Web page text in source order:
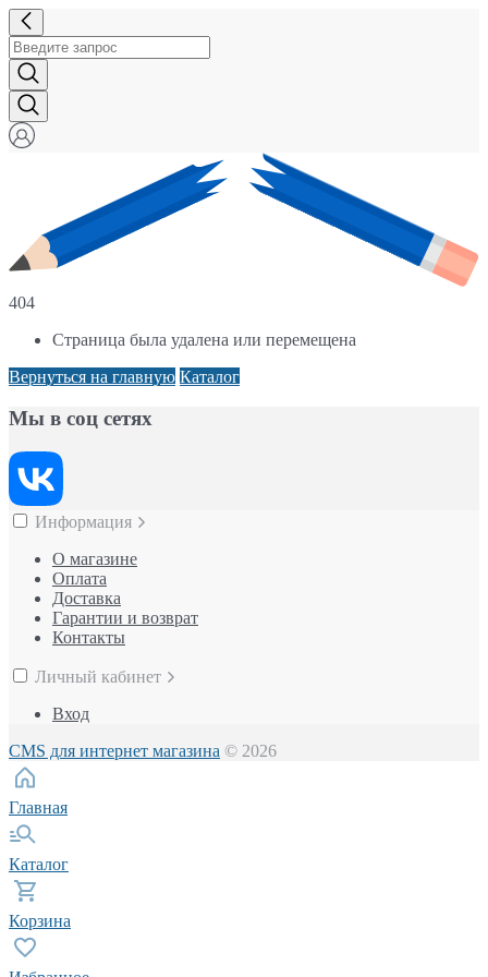
404
Страница была удалена или перемещена
Вернуться на главную Каталог
Мы в соц сетях
Информация
О магазине
Оплата
Доставка
Гарантии и возврат
Контакты
Личный кабинет
Вход
CMS для интернет магазина © 2026
Главная
Каталог
Корзина